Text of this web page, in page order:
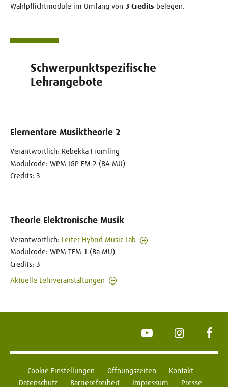
Wahlpflichtmodule im Umfang von 3 Credits belegen.
Schwerpunktspezifische
Lehrangebote
Elementare Musiktheorie 2
Verantwortlich: Rebekka Frömling
Modulcode: WPM IGP EM 2 (BA MU)
Credits: 3
Theorie Elektronische Musik
Verantwortlich: Leiter Hybrid Music Lab
Modulcode: WPM TEM 1 (Ba MU)
Credits: 3
Aktuelle Lehrveranstaltungen
YouTube Instagram
Cookie Einstellungen Öffnungszeiten
Kontakt
Datenschutz
Barrierefreiheit Impressum Presse